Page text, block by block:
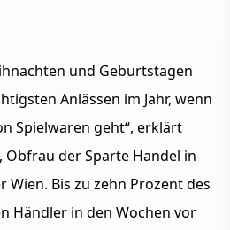
und Geburtstagen
Anlässen im Jahr, wenn
Spielwaren geht“, erklärt
der Sparte Handel in
Bis zu zehn Prozent des
Händler in den Wochen vor